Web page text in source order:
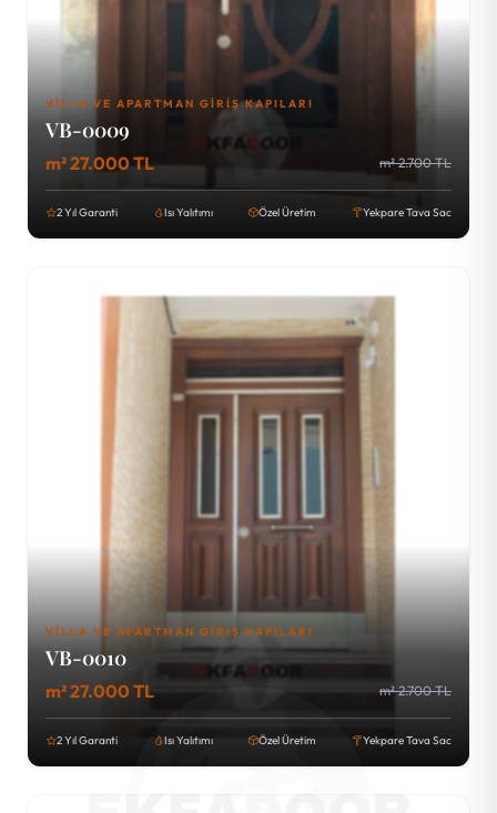
VILLA VE APARTMAN GIRIŞ KAPILARI
VB-0009
m² 27.000 TL m² 2.700 TL
2 Yıl Garanti Isı Yalıtımı Özel Üretim Yekpare Tava Sac
VILLA VE APARTMAN GIRIŞ KAPILARI
VB-0010
m² 27.000 TL m² 2.700 TL
2 Yıl Garanti Isı Yalıtımı Özel Üretim Yekpare Tava Sac